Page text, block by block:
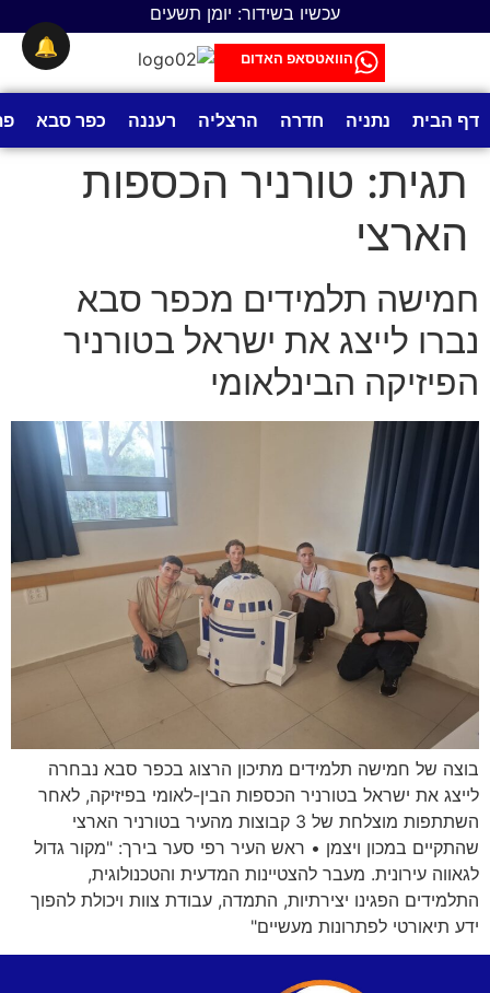
עכשיו בשידור: יומן תשעים
הוואטסאפ האדום
דף הבית נתניה חדרה הרצליה רעננה כפר סבא
תגית: טורניר הכספות
הארצי
חמישה תלמידים מכפר סבא
נברו לייצג את ישראל בטורניר
הפיזיקה הבינלאומי
בוצה של חמישה תלמידים מתיכון הרצוג בכפר סבא נבחרה
לייצג את ישראל בטורניר הכספות הבין-לאומי בפיזיקה, לאחר
השתתפות מוצלחת של 3 קבוצות מהעיר בטורניר הארצי
שהתקיים במכון ויצמן • ראש העיר רפי סער בירך: "מקור גדול
לגאווה עירונית. מעבר להצטיינות המדעית והטכנולוגית,
התלמידים הפגינו יצירתיות, התמדה, עבודת צוות ויכולת להפוך
ידע תיאורטי לפתרונות מעשיים"
🔔